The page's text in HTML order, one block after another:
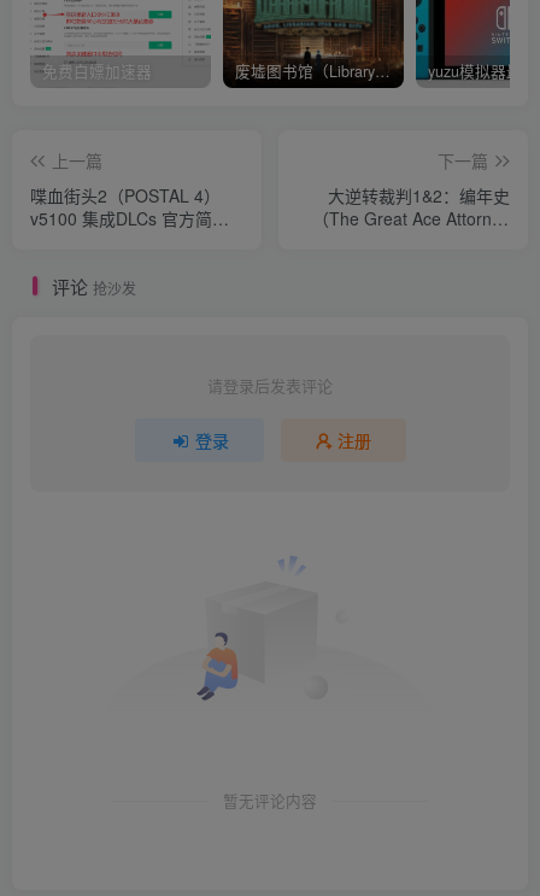
免费白嫖加速器 废墟图书馆（Library Of Ruina）v1.1.0.6a13 官中 附yuzu模拟器 本体+1.0.3升补
上一篇
喋血街头2（POSTAL 4）
v5100 集成DLCs 官方简体
下一篇
大逆转裁判1&2：编年史
（The Great Ace Attorney
评论 抢沙发
请登录后发表评论
登录 注册
暂无评论内容